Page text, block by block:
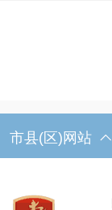
市县(区)网站